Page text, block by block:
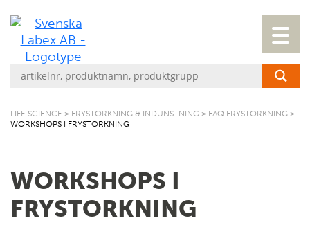
LIFE SCIENCE > FRYSTORKNING & INDUNSTNING > FAQ FRYSTORKNING >
WORKSHOPS I FRYSTORKNING
WORKSHOPS I
FRYSTORKNING